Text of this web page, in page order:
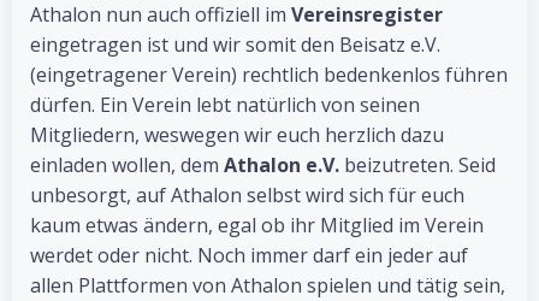
Athalon nun auch offiziell im Vereinsregister
eingetragen ist und wir somit den Beisatz e.V.
(eingetragener Verein) rechtlich bedenkenlos führen
dürfen. Ein Verein lebt natürlich von seinen
Mitgliedern, weswegen wir euch herzlich dazu
einladen wollen, dem Athalon e.V. beizutreten. Seid
unbesorgt, auf Athalon selbst wird sich für euch
kaum etwas ändern, egal ob ihr Mitglied im Verein
werdet oder nicht. Noch immer darf ein jeder auf
allen Plattformen von Athalon spielen und tätig sein,